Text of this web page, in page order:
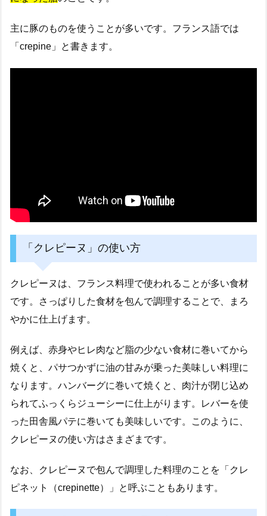
主に豚のものを使うことが多いです。フランス語では
「crepine」と書きます。
「クレピーヌ」の使い方
クレピーヌは、フランス料理で使われることが多い食材
です。さっぱりした食材を包んで調理することで、まろ
やかに仕上げます。
例えば、赤身やヒレ肉など脂の少ない食材に巻いてから
焼くと、パサつかずに油の甘みが乗った美味しい料理に
なります。ハンバーグに巻いて焼くと、肉汁が閉じ込め
られてふっくらジューシーに仕上がります。レバーを使
った田舎風パテに巻いても美味しいです。このように、
クレピーヌの使い方はさまざまです。
なお、クレピーヌで包んで調理した料理のことを「クレ
ピネット（crepinette）」と呼ぶこともあります。